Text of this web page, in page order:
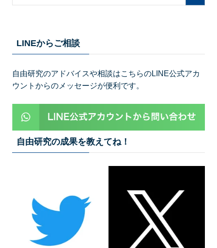
LINEからご相談
自由研究のアドバイスや相談はこちらのLINE公式アカ
ウントからのメッセージが便利です。
自由研究の成果を教えてね！